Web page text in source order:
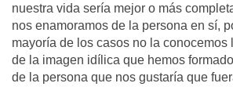
nuestra vida sería mejor o más
nos enamoramos de la persona en sí,
mayoría de los casos no la conocemos
de la imagen idílica que hemos
de la persona que nos gustaría que